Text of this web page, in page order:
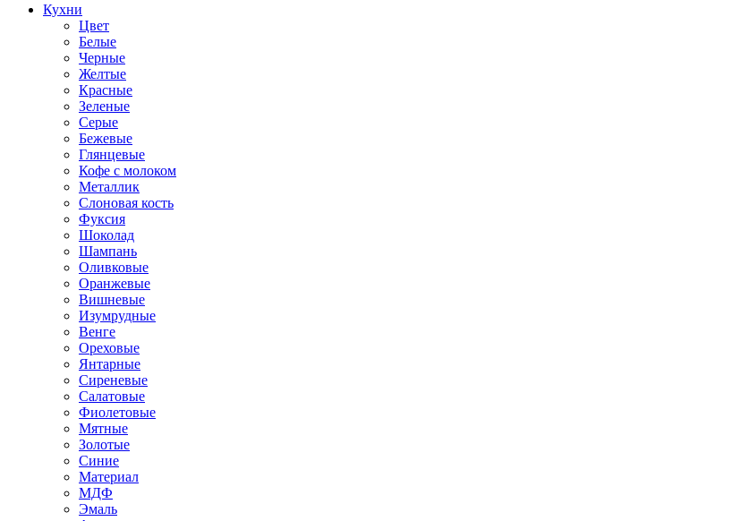
Кухни
Цвет
Белые
Черные
Желтые
Красные
Зеленые
Серые
Бежевые
Глянцевые
Кофе с молоком
Металлик
Слоновая кость
Фуксия
Шоколад
Шампань
Оливковые
Оранжевые
Вишневые
Изумрудные
Венге
Ореховые
Янтарные
Сиреневые
Салатовые
Фиолетовые
Мятные
Золотые
Синие
Материал
МДФ
Эмаль